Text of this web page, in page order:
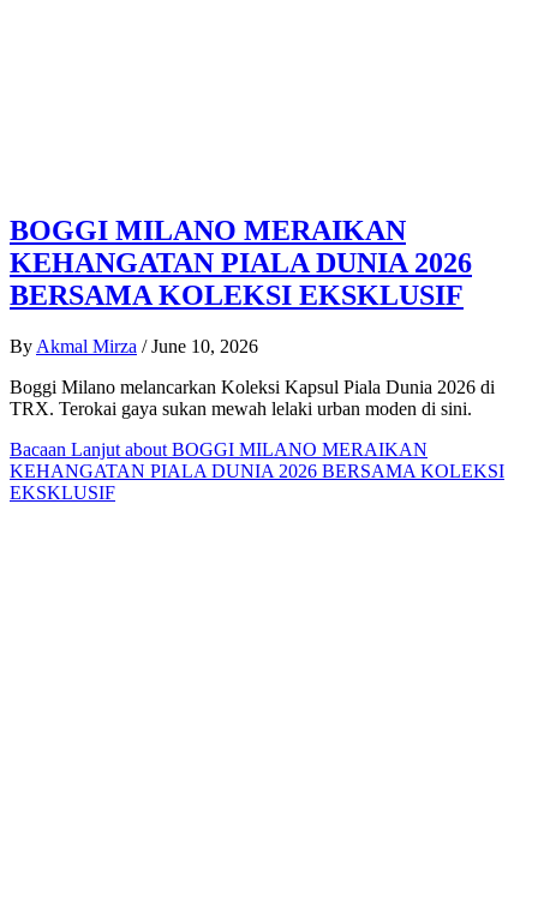
BOGGI MILANO MERAIKAN
KEHANGATAN PIALA DUNIA 2026
BERSAMA KOLEKSI EKSKLUSIF
By Akmal Mirza / June 10, 2026
Boggi Milano melancarkan Koleksi Kapsul Piala Dunia 2026 di
TRX. Terokai gaya sukan mewah lelaki urban moden di sini.
Bacaan Lanjut about BOGGI MILANO MERAIKAN
KEHANGATAN PIALA DUNIA 2026 BERSAMA KOLEKSI
EKSKLUSIF